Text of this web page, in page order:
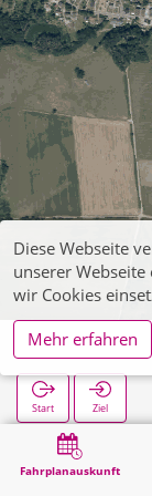
Fahrplanauskunft
Großhau
Start Ziel
Suche
Diese Webseite
unserer
wir Cookies
Mehr erfahren